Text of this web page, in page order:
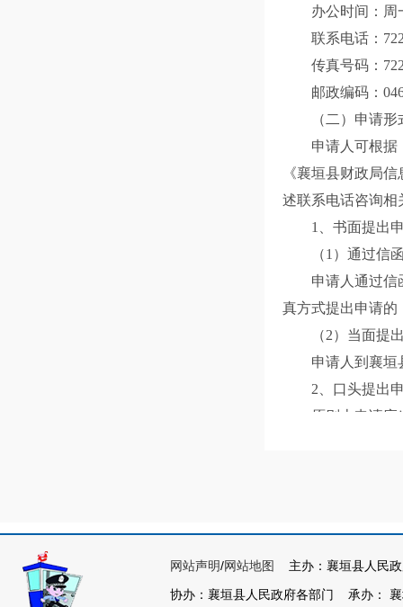
办公时间：周
联系电话：
传真号码：
邮政编码：
（二）申请形
申请人可根据《
《襄垣县财政局
述联系电话咨询相
1、书面提出
（1）通过信函
申请人通过信函
真方式提出申请的
（2）当面提
申请人到襄垣县
2、口头提出
原则上申请应当
网站声明/网站地图
主办：襄垣县人民
协办：襄垣县人民政府各部门 承办：